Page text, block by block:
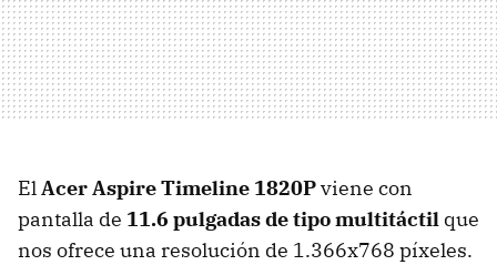
ElAcer Aspire Timeline 1820Pviene con
pantalla de 11.6 pulgadas de tipo multitáctil que
nos ofrece una resolución de 1.366x768 píxeles.